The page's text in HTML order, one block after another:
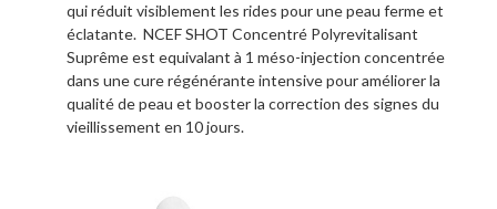
qui réduit visiblement les rides pour une peau ferme et
éclatante. NCEF SHOT Concentré Polyrevitalisant
Suprême est equivalant à 1 méso-injection concentrée
dans une cure régénérante intensive pour améliorer la
qualité de peau et booster la correction des signes du
vieillissement en 10 jours.